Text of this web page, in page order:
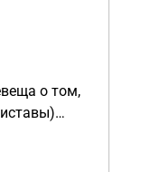
о том,
даже